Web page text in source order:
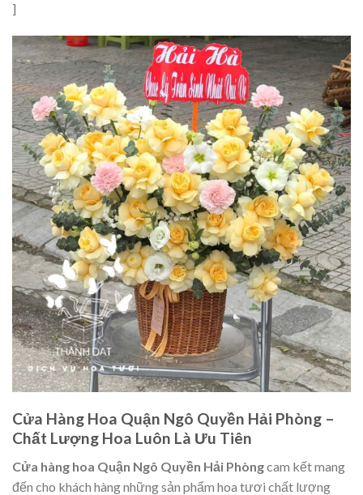
]
Cửa Hàng Hoa Quận Ngô Quyền Hải Phòng –
Chất Lượng Hoa Luôn Là Ưu Tiên
Cửa hàng hoa Quận Ngô Quyền Hải Phòngcam kết mang
đến cho khách hàng những sản phẩm hoa tươi chất lượng